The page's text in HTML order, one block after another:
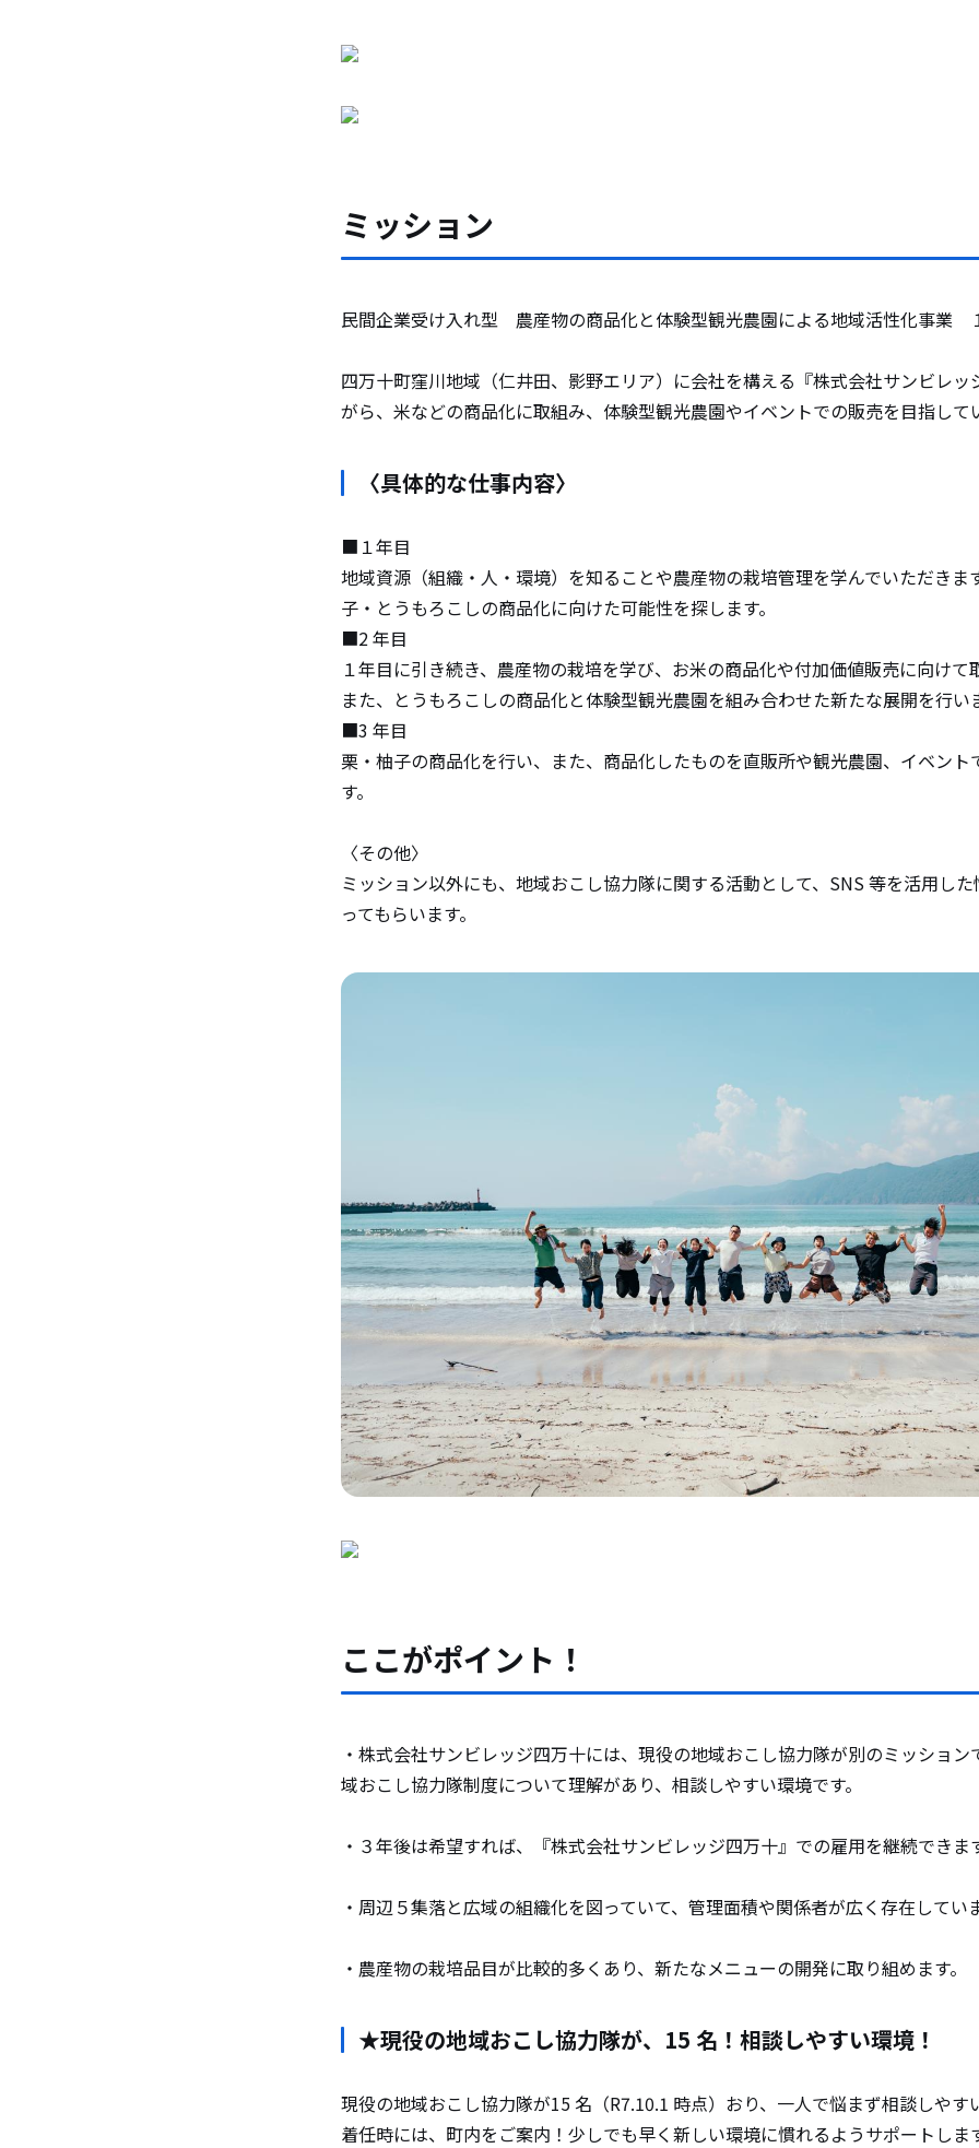
ミッション
民間企業受け入れ型 農産物の商品化と体験型観光農園による地域活性化事業
四万十町窪川地域（仁井田、影野エリア）に会社を構える『株式会社サンビレッ
がら、米などの商品化に取組み、体験型観光農園やイベントでの販売を目指して
〈具体的な仕事内容〉
■１年目
地域資源（組織・人・環境）を知ることや農産物の栽培管理を学んでいただきま
子・とうもろこしの商品化に向けた可能性を探します。
■2 年目
１年目に引き続き、農産物の栽培を学び、お米の商品化や付加価値販売に向けて
また、とうもろこしの商品化と体験型観光農園を組み合わせた新たな展開を行い
■3 年目
栗・柚子の商品化を行い、また、商品化したものを直販所や観光農園、イベント
す。
〈その他〉
ミッション以外にも、地域おこし協力隊に関する活動として、SNS 等を活用し
ってもらいます。
ここがポイント！
・株式会社サンビレッジ四万十には、現役の地域おこし協力隊が別のミッション
域おこし協力隊制度について理解があり、相談しやすい環境です。
・３年後は希望すれば、『株式会社サンビレッジ四万十』での雇用を継続できま
・周辺５集落と広域の組織化を図っていて、管理面積や関係者が広く存在していま
・農産物の栽培品目が比較的多くあり、新たなメニューの開発に取り組めます。
★現役の地域おこし協力隊が、15 名！相談しやすい環境！
現役の地域おこし協力隊が15 名（R7.10.1 時点）おり、一人で悩まず相談しやす
着任時には、町内をご案内！少しでも早く新しい環境に慣れるようサポートしま